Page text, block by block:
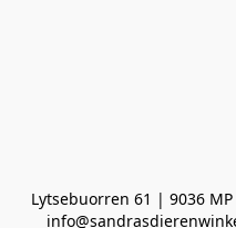
Lytsebuorren 61 | 9036